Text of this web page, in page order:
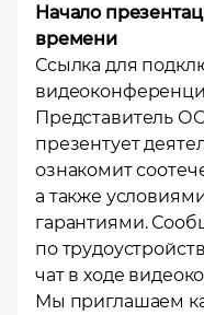
Начало
времени
Ссылка для
Представитель
презентует
ознакомит
а также
гарантиями.
по
чат в ходе
Мы приглашаем